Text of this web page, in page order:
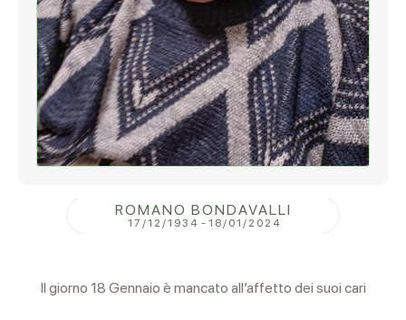
ROMANO BONDAVALLI
17/12/1934 - 18/01/2024
Il giorno 18 Gennaio è mancato all’affetto dei suoi cari